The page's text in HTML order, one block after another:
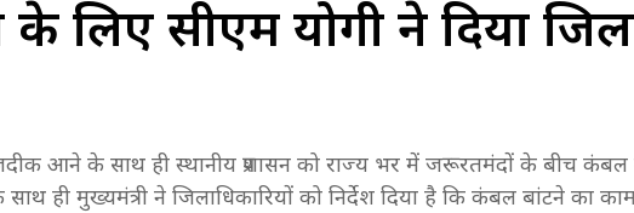
लिए सीएम योगी ने दिया
नजदीक आने के साथ ही स्थानीय प्रशासन को राज्य भर में जरूरतमंदों के बीच
ही मुख्यमंत्री ने जिलाधिकारियों को निर्देश दिया है कि कंबल बांटने का काम